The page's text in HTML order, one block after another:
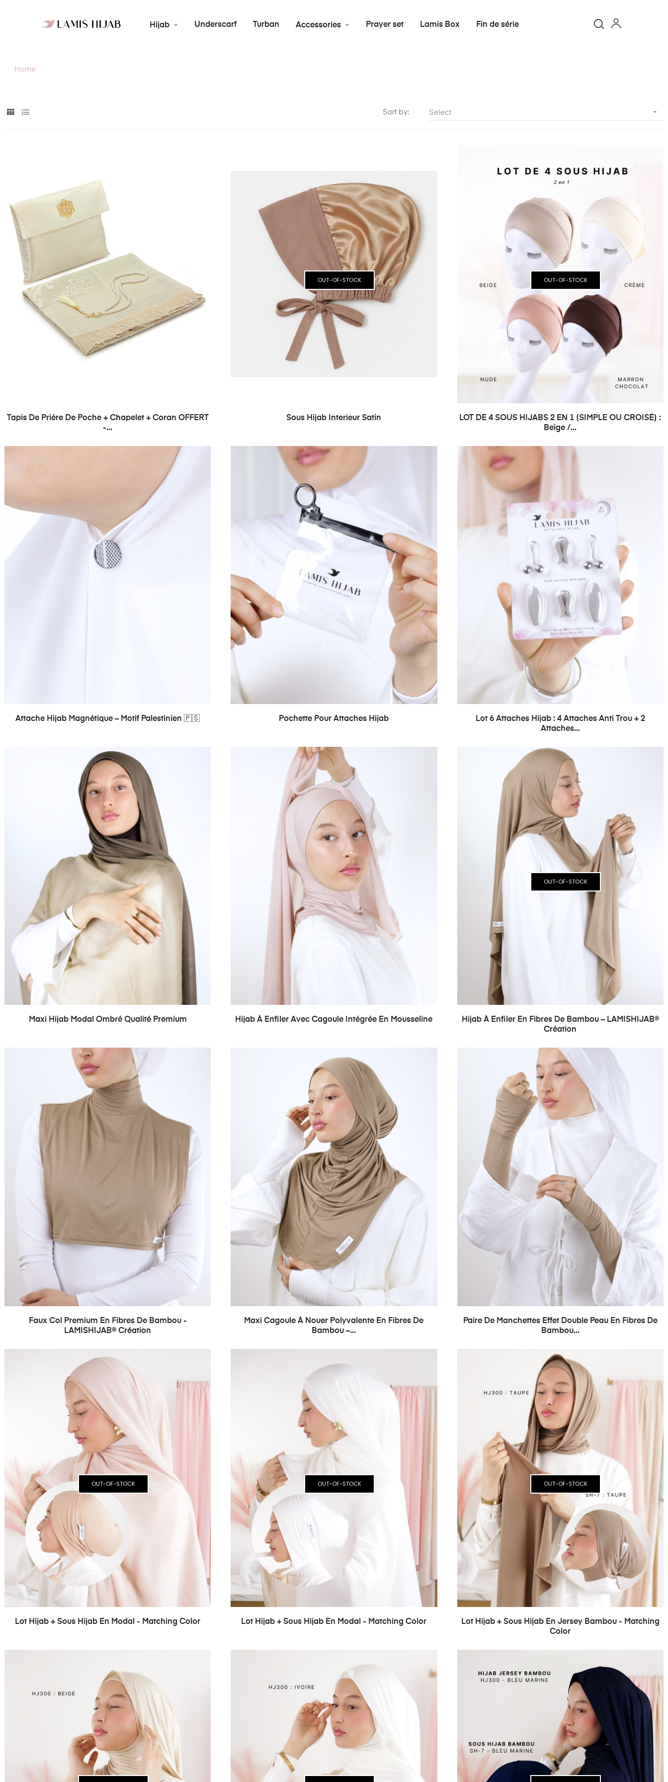
Hijab Underscarf Turban Accessories Prayer set Lamis Box Fin de série
Home
Sort by: Select 
Tapis De Priére De Poche + Chapelet + Coran OFFERT
-...
OUT-OF-STOCK
Sous Hijab Interieur Satin
OUT-OF-STOCK
LOT DE 4 SOUS HIJABS 2 EN 1 (SIMPLE OU CROISÉ) :
Beige /...
Attache Hijab Magnétique – Motif Palestinien 🇵🇸 Pochette Pour Attaches Hijab
Lot 6 Attaches Hijab : 4 Attaches Anti Trou + 2
Attaches...
Maxi Hijab Modal Ombré Qualité Premium Hijab À Enfiler Avec Cagoule Intégrée En Mousseline
OUT-OF-STOCK
Hijab À Enfiler En Fibres De Bambou – LAMISHIJAB®
Création
Faux Col Premium En Fibres De Bambou -
LAMISHIJAB® Création
Maxi Cagoule À Nouer Polyvalente En Fibres De
Bambou –...
Paire De Manchettes Effet Double Peau En Fibres De
Bambou...
PACK
OUT-OF-STOCK
Lot Hijab + Sous Hijab En Modal - Matching Color
PACK
OUT-OF-STOCK
Lot Hijab + Sous Hijab En Modal - Matching Color
PACK
OUT-OF-STOCK
Lot Hijab + Sous Hijab En Jersey Bambou - Matching
Color